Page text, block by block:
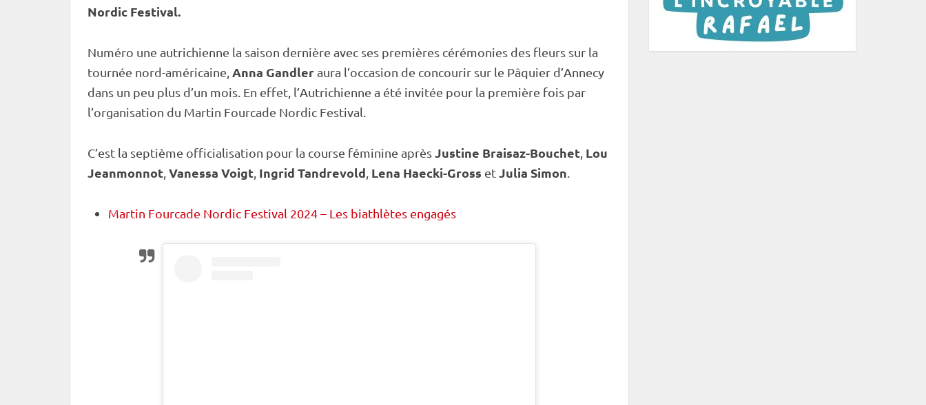
Nordic Festival.
Numéro une autrichienne la saison dernière avec ses premières cérémonies des fleurs sur la
tournée nord-américaine, Anna Gandleraura l’occasion de concourir sur le Pâquier d’Annecy
dans un peu plus d’un mois. En effet, l’Autrichienne a été invitée pour la première fois par
l’organisation du Martin Fourcade Nordic Festival.
C’est la septième officialisation pour la course féminine aprèsJustine Braisaz-Bouchet Lou
Jeanmonnot Vanessa Voigt Ingrid Tandrevold Lena Haecki-Gross etJulia Simon
Martin Fourcade Nordic Festival 2024 – Les biathlètes engagés